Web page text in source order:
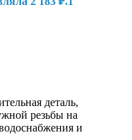
деталь,
резьбы на
и